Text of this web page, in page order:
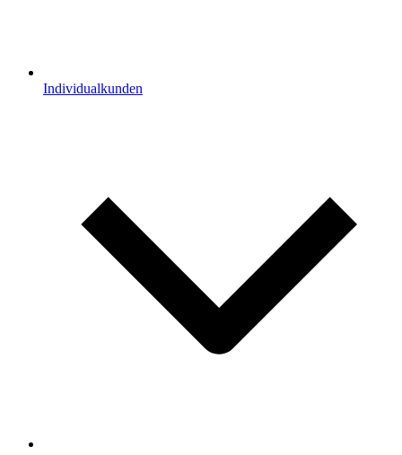
Individualkunden